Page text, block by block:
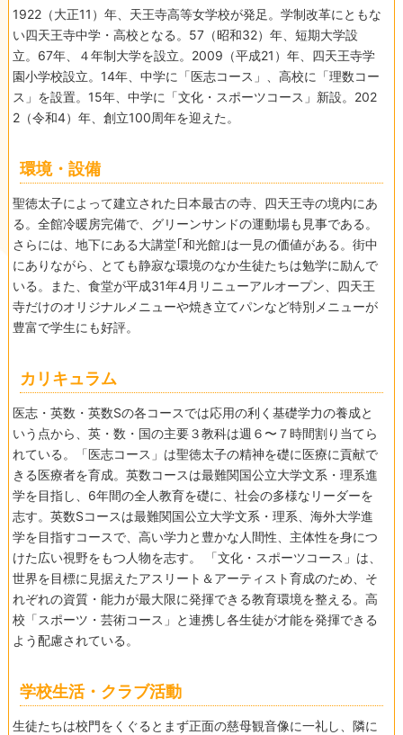
1922（大正11）年、天王寺高等女学校が発足。学制改革にともな
い四天王寺中学・高校となる。57（昭和32）年、短期大学設
立。67年、４年制大学を設立。2009（平成21）年、四天王寺学
園小学校設立。14年、中学に「医志コース」、高校に「理数コー
ス」を設置。15年、中学に「文化・スポーツコース」新設。202
2（令和4）年、創立100周年を迎えた。
環境・設備
聖徳太子によって建立された日本最古の寺、四天王寺の境内にあ
る。全館冷暖房完備で、グリーンサンドの運動場も見事である。
さらには、地下にある大講堂｢和光館｣は一見の価値がある。街中
にありながら、とても静寂な環境のなか生徒たちは勉学に励んで
いる。また、食堂が平成31年4月リニューアルオープン、四天王
寺だけのオリジナルメニューや焼き立てパンなど特別メニューが
豊富で学生にも好評。
カリキュラム
医志・英数・英数Sの各コースでは応用の利く基礎学力の養成と
いう点から、英・数・国の主要３教科は週６〜７時間割り当てら
れている。「医志コース」は聖徳太子の精神を礎に医療に貢献で
きる医療者を育成。英数コースは最難関国公立大学文系・理系進
学を目指し、6年間の全人教育を礎に、社会の多様なリーダーを
志す。英数Sコースは最難関国公立大学文系・理系、海外大学進
学を目指すコースで、高い学力と豊かな人間性、主体性を身につ
けた広い視野をもつ人物を志す。 「文化・スポーツコース」は、
世界を目標に見据えたアスリート＆アーティスト育成のため、そ
れぞれの資質・能力が最大限に発揮できる教育環境を整える。高
校「スポーツ・芸術コース」と連携し各生徒が才能を発揮できる
よう配慮されている。
学校生活・クラブ活動
生徒たちは校門をくぐるとまず正面の慈母観音像に一礼し、隣に